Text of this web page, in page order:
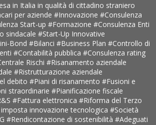
in Italia in qualità di cittadino straniero
per aziende#Innovazione#Consulenza
Start-up#Formazione#Consulenza Enti
sindacale#Start-Up Innovative
Bond#Bilanci#Business Plan#Controllo di
#Contabilità pubblica#Consulenza rating
Rischi#Risanamento aziendale
#Ristrutturazione aziendale
debito#Piani di risanamento#Fusioni e
straordinarie#Pianificazione fiscale
#Fattura elettronica#Riforma del Terzo
innovazione tecnologica#Società
#Rendicontazione di sostenibilità#Adeguati